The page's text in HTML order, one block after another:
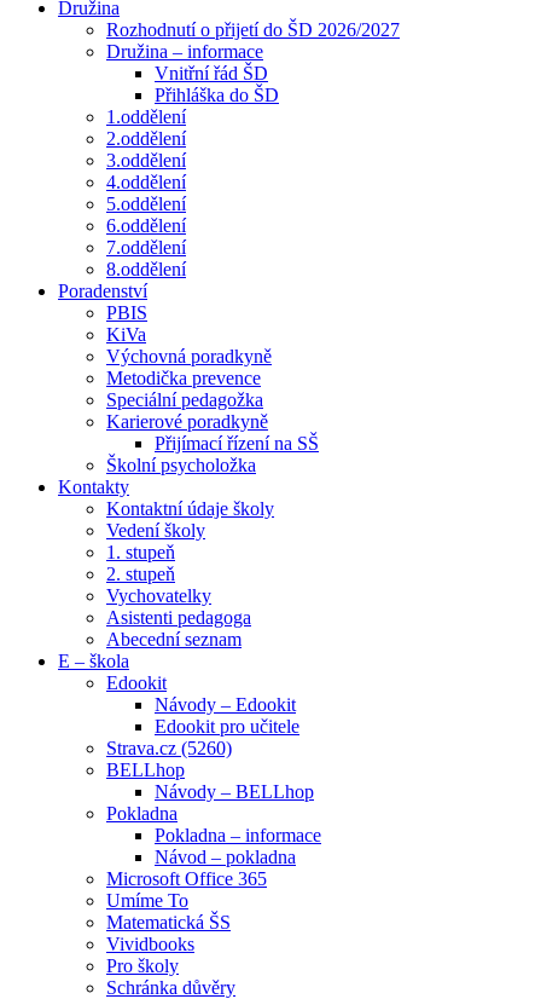
Družina
Rozhodnutí o přijetí do ŠD 2026/2027
Družina – informace
Vnitřní řád ŠD
Přihláška do ŠD
1.oddělení
2.oddělení
3.oddělení
4.oddělení
5.oddělení
6.oddělení
7.oddělení
8.oddělení
Poradenství
PBIS
KiVa
Výchovná poradkyně
Metodička prevence
Speciální pedagožka
Karierové poradkyně
Přijímací řízení na SŠ
Školní psycholožka
Kontakty
Kontaktní údaje školy
Vedení školy
1. stupeň
2. stupeň
Vychovatelky
Asistenti pedagoga
Abecední seznam
E – škola
Edookit
Návody – Edookit
Edookit pro učitele
Strava.cz (5260)
BELLhop
Návody – BELLhop
Pokladna
Pokladna – informace
Návod – pokladna
Microsoft Office 365
Umíme To
Matematická ŠS
Vividbooks
Pro školy
Schránka důvěry